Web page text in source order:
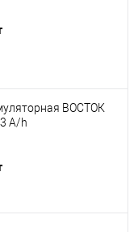
ВОСТОК
A/h